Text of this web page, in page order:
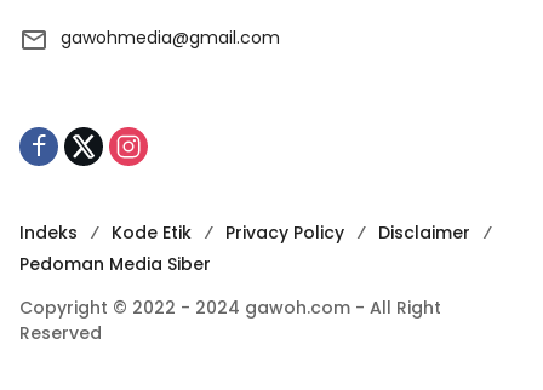
gawohmedia@gmail.com
Indeks Kode Etik Privacy Policy
Disclaimer
Pedoman Media Siber
Copyright © 2022 - 2024 gawoh.com - All Right
Reserved